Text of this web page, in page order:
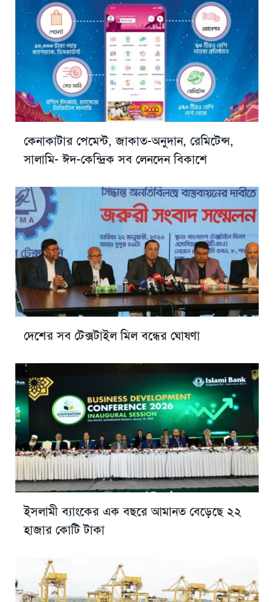
কেনাকাটার পেমেন্ট, জাকাত-অনুদান, রেমিটেন্স,
সালামি- ঈদ-কেন্দ্রিক সব লেনদেন বিকাশে
দেশের সব টেক্সটাইল মিল বন্ধের ঘোষণা
ইসলামী ব্যাংকের এক বছরে আমানত বেড়েছে ২২
হাজার কোটি টাকা